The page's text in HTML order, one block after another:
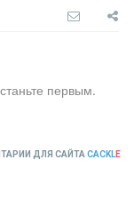
первым.
ДЛЯ САЙТА CACKLE